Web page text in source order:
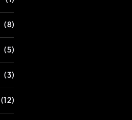
(8)
(5)
(3)
(12)